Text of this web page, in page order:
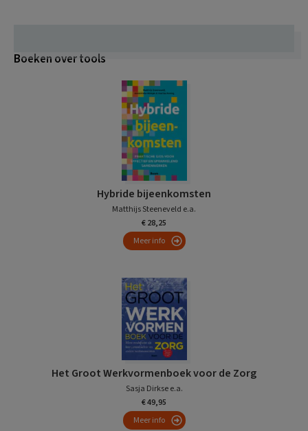
Boeken over tools
Hybride bijeenkomsten
Matthijs Steeneveld e.a.
€ 28,25
Meer info
Het Groot Werkvormenboek voor de Zorg
Sasja Dirkse e.a.
€ 49,95
Meer info